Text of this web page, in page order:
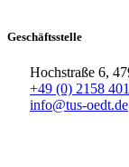
Geschäftsstelle
Hochstraße 6,
+49 (0) 2158
info@tus-oedt.de